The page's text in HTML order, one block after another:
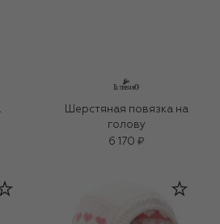
Шерстяная повязка на
голову
6 170 ₽